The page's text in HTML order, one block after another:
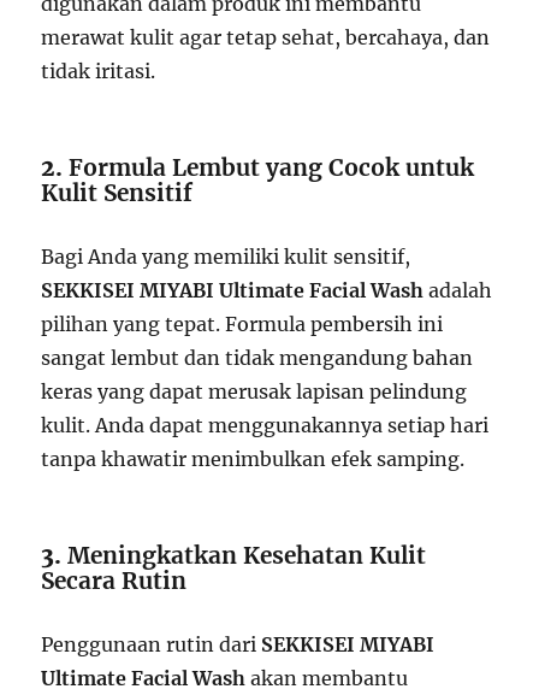
merawat kulit agar tetap sehat, bercahaya, dan
tidak iritasi.
2.Formula Lembut yang Cocok untuk
Kulit Sensitif
Bagi Anda yang memiliki kulit sensitif,
SEKKISEI MIYABI Ultimate Facial Wash adalah
pilihan yang tepat. Formula pembersih ini
sangat lembut dan tidak mengandung bahan
keras yang dapat merusak lapisan pelindung
kulit. Anda dapat menggunakannya setiap hari
tanpa khawatir menimbulkan efek samping.
3.Meningkatkan Kesehatan Kulit
Secara Rutin
Penggunaan rutin dari SEKKISEI MIYABI
Ultimate Facial Wash akan membantu